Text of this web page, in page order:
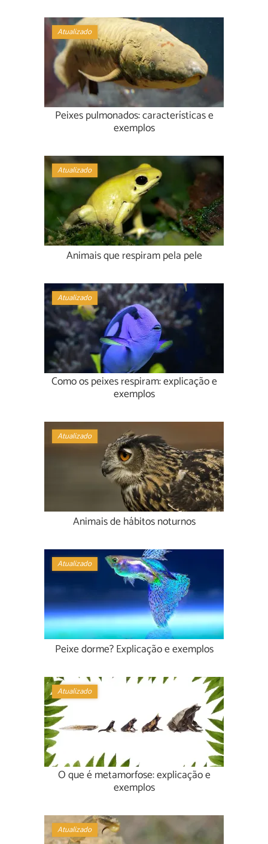
Atualizado
Peixes pulmonados: características e
exemplos
Atualizado
Animais que respiram pela pele
Atualizado
Como os peixes respiram: explicação e
exemplos
Atualizado
Animais de hábitos noturnos
Atualizado
Peixe dorme? Explicação e exemplos
Atualizado
O que é metamorfose: explicação e
exemplos
Atualizado